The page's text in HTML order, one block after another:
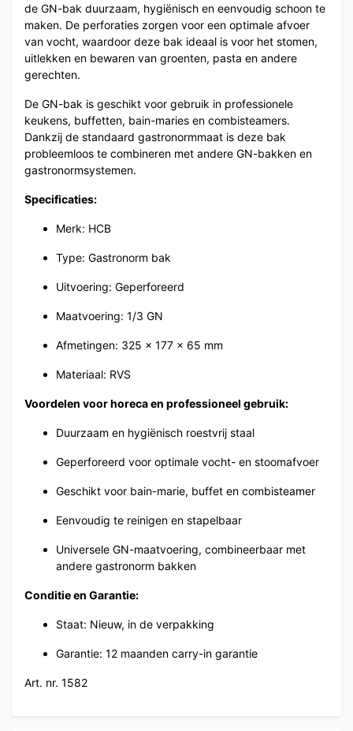
de GN-bak duurzaam, hygiënisch en eenvoudig schoon te
maken. De perforaties zorgen voor een optimale afvoer
van vocht, waardoor deze bak ideaal is voor het stomen,
uitlekken en bewaren van groenten, pasta en andere
gerechten.
De GN-bak is geschikt voor gebruik in professionele
keukens, buffetten, bain-maries en combisteamers.
Dankzij de standaard gastronormmaat is deze bak
probleemloos te combineren met andere GN-bakken en
gastronormsystemen.
Specificaties:
Merk: HCB
Type: Gastronorm bak
Uitvoering: Geperforeerd
Maatvoering: 1/3 GN
Afmetingen: 325 x 177 x 65 mm
Materiaal: RVS
Voordelen voor horeca en professioneel gebruik:
Duurzaam en hygiënisch roestvrij staal
Geperforeerd voor optimale vocht- en stoomafvoer
Geschikt voor bain-marie, buffet en combisteamer
Eenvoudig te reinigen en stapelbaar
Universele GN-maatvoering, combineerbaar met
andere gastronorm bakken
Conditie en Garantie:
Staat: Nieuw, in de verpakking
Garantie: 12 maanden carry-in garantie
Art. nr. 1582